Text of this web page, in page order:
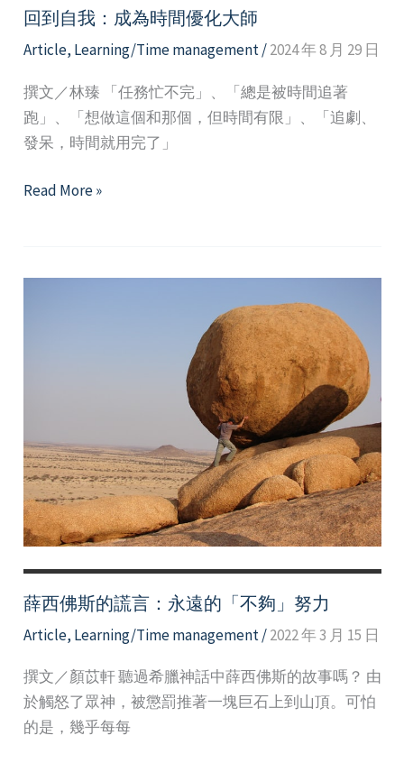
群
回到自我：成為時間優化大師
Article, Learning/Time management/2024 年 8 月 29 日
撰文／林臻 「任務忙不完」、「總是被時間追著
跑」、「想做這個和那個，但時間有限」、「追劇、
發呆，時間就用完了」
回
大
師
Read More »
薛西佛斯的謊言：永遠的「不夠」努力
Article, Learning/Time management/2022 年 3 月 15 日
撰文／顏苡軒 聽過希臘神話中薛西佛斯的故事嗎？ 由
於觸怒了眾神，被懲罰推著一塊巨石上到山頂。可怕
的是，幾乎每每